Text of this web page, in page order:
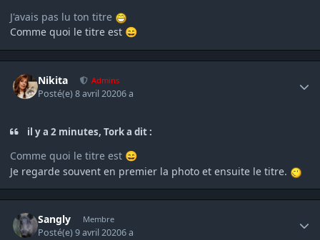
J'avais pas lu ton titre
Comme quoi le titre est 😄
Nikita Admins
Posté(e)8 avril 20206 a
il y a 2 minutes, Tork a dit :
Comme quoi le titre est 😄
Je regarde souvent en premier la photo et ensuite le titre.
Sangly Membre
Posté(e)9 avril 20206 a